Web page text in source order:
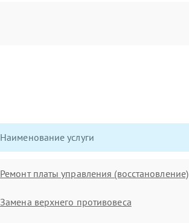
Наименование услуги
Ремонт платы управления (восстановление)
Замена верхнего противовеса